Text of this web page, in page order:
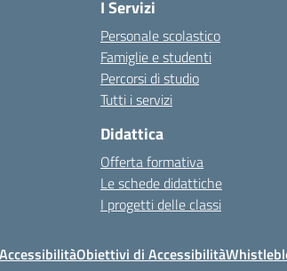
I Servizi
Personale scolastico
Famiglie e studenti
Percorsi di studio
Tutti i servizi
Didattica
Offerta formativa
Le schede didattiche
I progetti delle classi
Obiettivi di Accessibilità